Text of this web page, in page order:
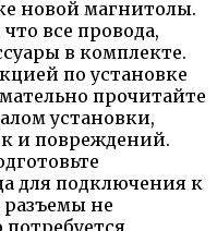
новой магнитолы.
все провода,
в комплекте.
по установке
прочитайте
установки,
и повреждений.
для подключения к
не